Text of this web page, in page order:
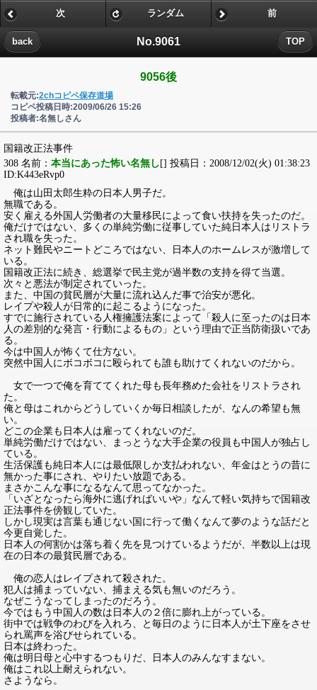
No.9061
back TOP
次 ランダム 前
9056後
転載元:2chコピペ保存道場
コピペ投稿日時:2009/06/26 15:26
投稿者:名無しさん
国籍改正法事件
308 名前： 本当にあった怖い名無し [] 投稿日：2008/12/02(火) 01:38:23
ID:K443eRvp0
俺は山田太郎生粋の日本人男子だ。
無職である。
安く雇える外国人労働者の大量移民によって食い扶持を失ったのだ。
俺だけではない、多くの単純労働に従事していた純日本人はリストラ
され職を失った。
ネット難民やニートどころではない、日本人のホームレスが激増して
いる。
国籍改正法に続き、総選挙で民主党が過半数の支持を得て当選。
次々と悪法が制定されていった。
また、中国の貧民層が大量に流れ込んだ事で治安が悪化。
レイプや殺人が日常的に起こるようになった。
すでに施行されている人権擁護法案によって「殺人に至ったのは日本
人の差別的な発言・行動によるもの」という理由で正当防衛扱いであ
る。
今は中国人が怖くて仕方ない。
突然中国人にボコボコに殴られても誰も助けてくれないのだから。
女で一つで俺を育ててくれた母も長年務めた会社をリストラされ
た。
俺と母はこれからどうしていくか毎日相談したが、なんの希望も無
い。
どこの企業も日本人は雇ってくれないのだ。
単純労働だけではない、まっとうな大手企業の役員も中国人が独占し
ている。
生活保護も純日本人には最低限しか支払われない、年金はとうの昔に
無かった事にされ、やりたい放題である。
まさかこんな事になるなんて思ってなかった。
「いざとなったら海外に逃げればいいや」なんて軽い気持ちで国籍改
正法事件を傍観していた。
しかし現実は言葉も通じない国に行って働くなんて夢のような話だと
今更自覚した。
日本人の何割かは落ち着く先を見つけているようだが、半数以上は現
在の日本の最貧民層である。
俺の恋人はレイプされて殺された。
犯人は捕まっていない、捕まえる気も無いのだろう。
なぜこうなってしまったのだろう。
今ではもう中国人の数は日本人の２倍に膨れ上がっている。
街中では戦争のわびを入れろ、と毎日のように日本人が土下座をさせ
られ罵声を浴びせられている。
日本は終わった。
俺は明日母と心中するつもりだ、日本人のみんなすまない。
俺はこれ以上耐えられない。
さようなら。